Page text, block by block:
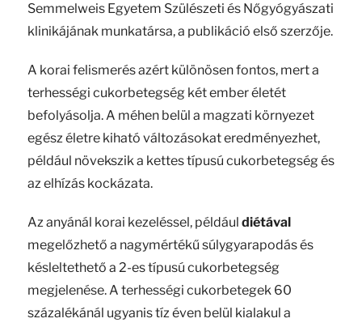
Semmelweis Egyetem Szülészeti és Nőgyógyászati
klinikájának munkatársa, a publikáció első szerzője.
A korai felismerés azért különösen fontos, mert a
terhességi cukorbetegség két ember életét
befolyásolja. A méhen belül a magzati környezet
egész életre kiható változásokat eredményezhet,
például növekszik a kettes típusú cukorbetegség és
az elhízás kockázata.
Az anyánál korai kezeléssel, például diétával
megelőzhető a nagymértékű súlygyarapodás és
késleltethető a 2-es típusú cukorbetegség
megjelenése. A terhességi cukorbetegek 60
százalékánál ugyanis tíz éven belül kialakul a